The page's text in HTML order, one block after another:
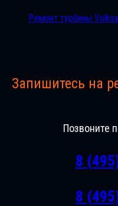
Ремонт турбины
Запишитесь на
Позвоните
8
8